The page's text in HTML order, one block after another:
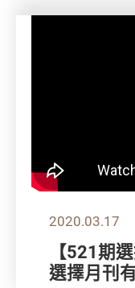
2020.03.17
【521期
選擇月刊